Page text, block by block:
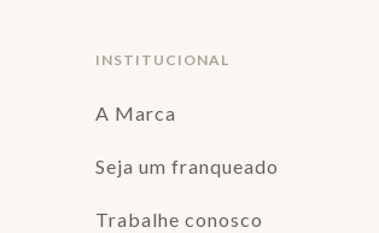
INSTITUCIONAL
A Marca
Seja um franqueado
Trabalhe conosco